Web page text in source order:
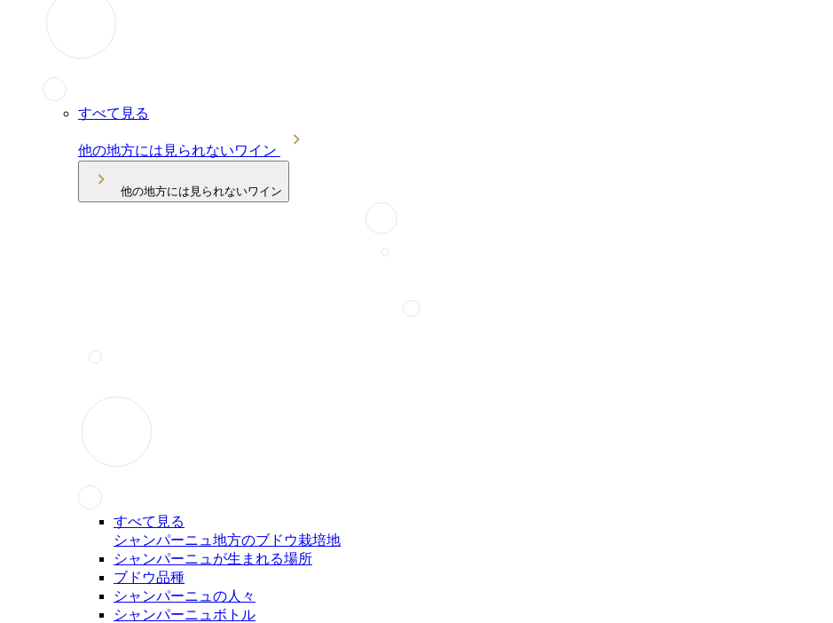
すべて見る
他の地方には見られないワイン
他の地方には見られないワイン
すべて見る
シャンパーニュ地方のブドウ栽培地
シャンパーニュが生まれる場所
ブドウ品種
シャンパーニュの人々
シャンパーニュボトル